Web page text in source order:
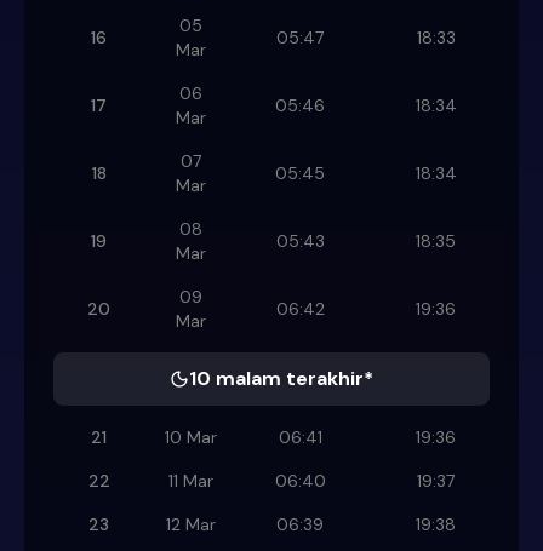
16
05
Mar
05:47 18:33
17
06
Mar
05:46 18:34
18
07
Mar
05:45 18:34
19
08
Mar
05:43 18:35
20
09
Mar
06:42 19:36
10 malam terakhir*
21 10 Mar 06:41
19:36
22
11 Mar 06:40
19:37
23
12 Mar 06:39
19:38